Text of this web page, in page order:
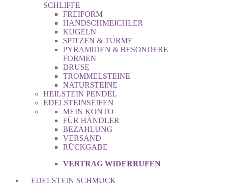
SCHLIFFE
FREIFORM
HANDSCHMEICHLER
KUGELN
SPITZEN & TÜRME
PYRAMIDEN & BESONDERE
FORMEN
DRUSE
TROMMELSTEINE
NATURSTEINE
HEILSTEIN PENDEL
EDELSTEINSEIFEN
MEIN KONTO
FÜR HÄNDLER
BEZAHLUNG
VERSAND
RÜCKGABE
VERTRAG WIDERRUFEN
EDELSTEIN SCHMUCK